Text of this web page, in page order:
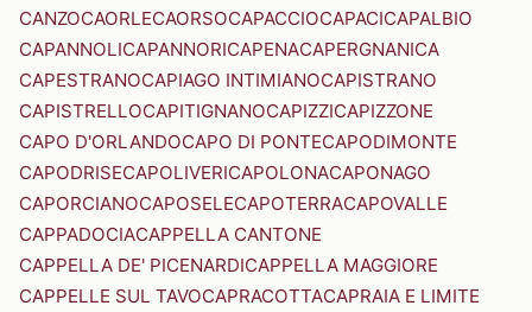
CANZOCAORLECAORSOCAPACCIOCAPACICAPALBIO
CAPANNOLICAPANNORICAPENACAPERGNANICA
CAPESTRANOCAPIAGO INTIMIANOCAPISTRANO
CAPISTRELLOCAPITIGNANOCAPIZZICAPIZZONE
CAPO D'ORLANDOCAPO DI PONTECAPODIMONTE
CAPODRISECAPOLIVERICAPOLONACAPONAGO
CAPORCIANOCAPOSELECAPOTERRACAPOVALLE
CAPPADOCIACAPPELLA CANTONE
CAPPELLA DE' PICENARDICAPPELLA MAGGIORE
CAPPELLE SUL TAVOCAPRACOTTACAPRAIA E LIMITE